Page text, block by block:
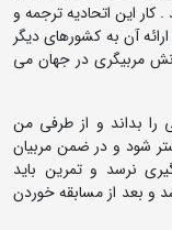
. کار این اتحادیه ترجمه و
آن به کشورهای دیگر
مربیگری در جهان می
را بداند و از طرفی من
باید بیشتر شود و در ضمن مربیان
نرسد و تمرین باید
و بعد از مسابقه خوردن